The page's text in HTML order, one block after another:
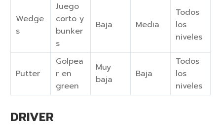
Wedge
s
Juego
corto y
bunker
s
Baja Media
Todos
los
niveles
Putter
Golpea
r en
green
Muy
baja
Baja
Todos
los
niveles
DRIVER